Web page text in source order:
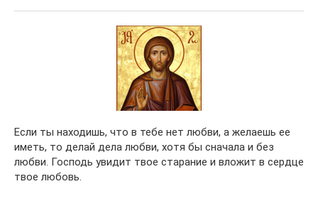
Если ты находишь, что в тебе нет любви, а желаешь ее
иметь, то делай дела любви, хотя бы сначала и без
любви. Господь увидит твое старание и вложит в сердце
твое любовь.